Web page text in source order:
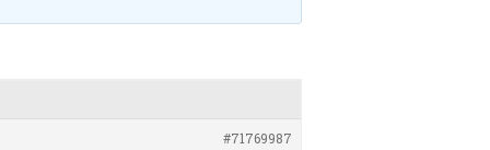
#71769987